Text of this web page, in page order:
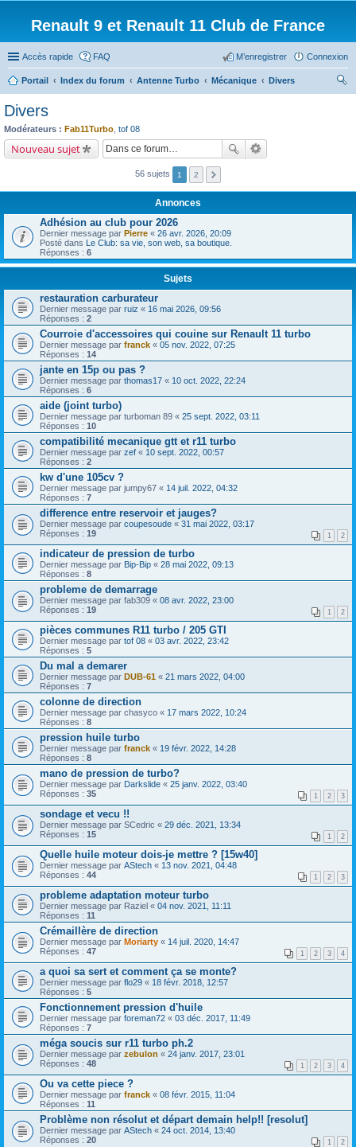
Renault 9 et Renault 11 Club de France
Accès rapide FAQ Connexion
M’enregistrer
Portail Index du forum Antenne Turbo Mécanique
Divers
Divers
Modérateurs : Fab11Turbo tof 08
Nouveau sujet
56 sujets 1 2
Annonces
Adhésion au club pour 2026
Dernier message par Pierre « 26 avr. 2026, 20:09
Posté dans Le Club: sa vie, son web, sa boutique.
Réponses : 6
Sujets
restauration carburateur
Dernier message par ruiz « 16 mai 2026, 09:56
Réponses : 2
Courroie d'accessoires qui couine sur Renault 11 turbo
Dernier message par franck « 05 nov. 2022, 07:25
Réponses : 14
jante en 15p ou pas ?
Dernier message par thomas17 « 10 oct. 2022, 22:24
Réponses : 6
aide (joint turbo)
Dernier message par turboman 89 « 25 sept. 2022, 03:11
Réponses : 10
compatibilité mecanique gtt et r11 turbo
Dernier message par zef « 10 sept. 2022, 00:57
Réponses : 2
kw d'une 105cv ?
Dernier message par jumpy67 « 14 juil. 2022, 04:32
Réponses : 7
difference entre reservoir et jauges?
Dernier message par coupesoude « 31 mai 2022, 03:17
Réponses : 19 1 2
indicateur de pression de turbo
Dernier message par Bip-Bip « 28 mai 2022, 09:13
Réponses : 8
probleme de demarrage
Dernier message par fab309 « 08 avr. 2022, 23:00
Réponses : 19 1 2
pièces communes R11 turbo / 205 GTI
Dernier message par tof 08 « 03 avr. 2022, 23:42
Réponses : 5
Du mal a demarer
Dernier message par DUB-61 « 21 mars 2022, 04:00
Réponses : 7
colonne de direction
Dernier message par chasyco « 17 mars 2022, 10:24
Réponses : 8
pression huile turbo
Dernier message par franck « 19 févr. 2022, 14:28
Réponses : 8
mano de pression de turbo?
Dernier message par Darkslide « 25 janv. 2022, 03:40
Réponses : 35 1 2 3
sondage et vecu !!
Dernier message par SCedric « 29 déc. 2021, 13:34
Réponses : 15 1 2
Quelle huile moteur dois-je mettre ? [15w40]
Dernier message par AStech « 13 nov. 2021, 04:48
Réponses : 44 1 2 3
probleme adaptation moteur turbo
Dernier message par Raziel « 04 nov. 2021, 11:11
Réponses : 11
Crémaillère de direction
Dernier message par Moriarty « 14 juil. 2020, 14:47
Réponses : 47 1 2 3 4
a quoi sa sert et comment ça se monte?
Dernier message par flo29 « 18 févr. 2018, 12:57
Réponses : 5
Fonctionnement pression d'huile
Dernier message par foreman72 « 03 déc. 2017, 11:49
Réponses : 7
méga soucis sur r11 turbo ph.2
Dernier message par zebulon « 24 janv. 2017, 23:01
Réponses : 48 1 2 3 4
Ou va cette piece ?
Dernier message par franck « 08 févr. 2015, 11:04
Réponses : 11
Problème non résolut et départ demain help!! [resolut]
Dernier message par AStech « 24 oct. 2014, 13:40
Réponses : 20 1 2